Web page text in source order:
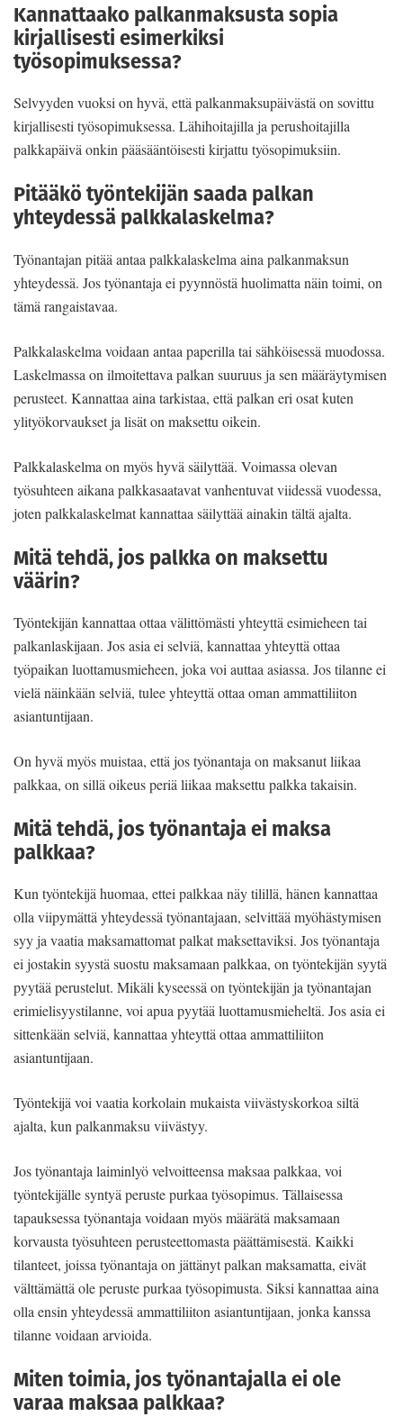
Kannattaako palkanmaksusta sopia
kirjallisesti esimerkiksi
työsopimuksessa?
Selvyyden vuoksi on hyvä, että palkanmaksupäivästä on sovittu
kirjallisesti työsopimuksessa. Lähihoitajilla ja perushoitajilla
palkkapäivä onkin pääsääntöisesti kirjattu työsopimuksiin.
Pitääkö työntekijän saada palkan
yhteydessä palkkalaskelma?
Työnantajan pitää antaa palkkalaskelma aina palkanmaksun
yhteydessä. Jos työnantaja ei pyynnöstä huolimatta näin toimi, on
tämä rangaistavaa.
Palkkalaskelma voidaan antaa paperilla tai sähköisessä muodossa.
Laskelmassa on ilmoitettava palkan suuruus ja sen määräytymisen
perusteet. Kannattaa aina tarkistaa, että palkan eri osat kuten
ylityökorvaukset ja lisät on maksettu oikein.
Palkkalaskelma on myös hyvä säilyttää. Voimassa olevan
työsuhteen aikana palkkasaatavat vanhentuvat viidessä vuodessa,
joten palkkalaskelmat kannattaa säilyttää ainakin tältä ajalta.
Mitä tehdä, jos palkka on maksettu
väärin?
Työntekijän kannattaa ottaa välittömästi yhteyttä esimieheen tai
palkanlaskijaan. Jos asia ei selviä, kannattaa yhteyttä ottaa
työpaikan luottamusmieheen, joka voi auttaa asiassa. Jos tilanne ei
vielä näinkään selviä, tulee yhteyttä ottaa oman ammattiliiton
asiantuntijaan.
On hyvä myös muistaa, että jos työnantaja on maksanut liikaa
palkkaa, on sillä oikeus periä liikaa maksettu palkka takaisin.
Mitä tehdä, jos työnantaja ei maksa
palkkaa?
Kun työntekijä huomaa, ettei palkkaa näy tilillä, hänen kannattaa
olla viipymättä yhteydessä työnantajaan, selvittää myöhästymisen
syy ja vaatia maksamattomat palkat maksettaviksi. Jos työnantaja
ei jostakin syystä suostu maksamaan palkkaa, on työntekijän syytä
pyytää perustelut. Mikäli kyseessä on työntekijän ja työnantajan
erimielisyystilanne, voi apua pyytää luottamusmieheltä. Jos asia ei
sittenkään selviä, kannattaa yhteyttä ottaa ammattiliiton
asiantuntijaan.
Työntekijä voi vaatia korkolain mukaista viivästyskorkoa siltä
ajalta, kun palkanmaksu viivästyy.
Jos työnantaja laiminlyö velvoitteensa maksaa palkkaa, voi
työntekijälle syntyä peruste purkaa työsopimus. Tällaisessa
tapauksessa työnantaja voidaan myös määrätä maksamaan
korvausta työsuhteen perusteettomasta päättämisestä. Kaikki
tilanteet, joissa työnantaja on jättänyt palkan maksamatta, eivät
välttämättä ole peruste purkaa työsopimusta. Siksi kannattaa aina
olla ensin yhteydessä ammattiliiton asiantuntijaan, jonka kanssa
tilanne voidaan arvioida.
Miten toimia, jos työnantajalla ei ole
varaa maksaa palkkaa?